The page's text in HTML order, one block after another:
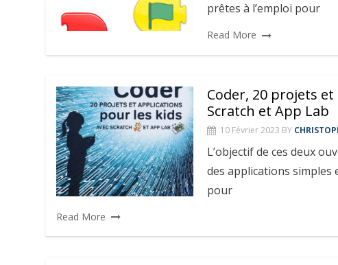
prêtes à l’emploi pour
Read More
Coder, 20 projets
Scratch et App Lab
10 Février 2023 BY
L’objectif de ces deux
des applications simples
pour
Read More